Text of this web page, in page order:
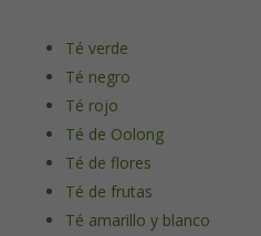
Té verde
Té negro
Té rojo
Té de Oolong
Té de flores
Té de frutas
Té amarillo y blanco